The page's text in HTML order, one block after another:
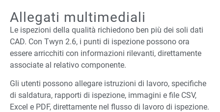
Allegati multimediali
Le ispezioni della qualità richiedono ben più dei soli dati
CAD. Con Twyn 2.6, i punti di ispezione possono ora
essere arricchiti con informazioni rilevanti, direttamente
associate al relativo componente.
Gli utenti possono allegare istruzioni di lavoro, specifiche
di saldatura, rapporti di ispezione, immagini e file CSV,
Excel e PDF, direttamente nel flusso di lavoro di ispezione.